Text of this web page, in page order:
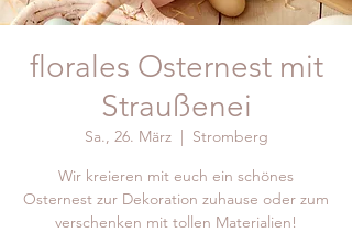
florales Osternest mit
Straußenei
Sa., 26. März
  |
Stromberg
Wir kreieren mit euch ein schönes
Osternest zur Dekoration zuhause oder zum
verschenken mit tollen Materialien!